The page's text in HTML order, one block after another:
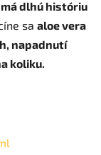
má dlhú históriu
sa aloe vera
napadnutí
koliku.